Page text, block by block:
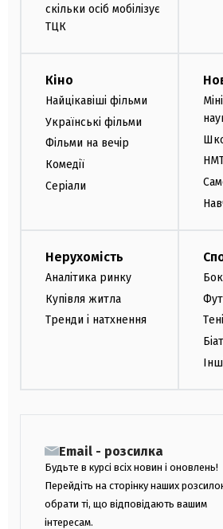
скільки осіб мобілізує
ТЦК
Кіно
Найцікавіші фільми
Українські фільми
Фільми на вечір
Комедії
Серіали
Нерухомість
Аналітика ринку
Купівля житла
Тренди і натхнення
Email - розсилка
Будьте в курсі всіх новин і оновлень!
Перейдіть на сторінку наших
обрати ті, що відповідають вашим
інтересам.